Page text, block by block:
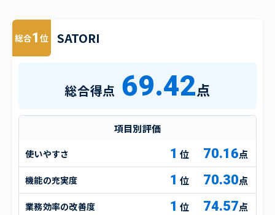
総合1 位 SATORI
総合得点 69.42点
項目別評価
使いやすさ 1 70.16点
機能の充実度 1 70.30点
業務効率の改善度 1 74.57点